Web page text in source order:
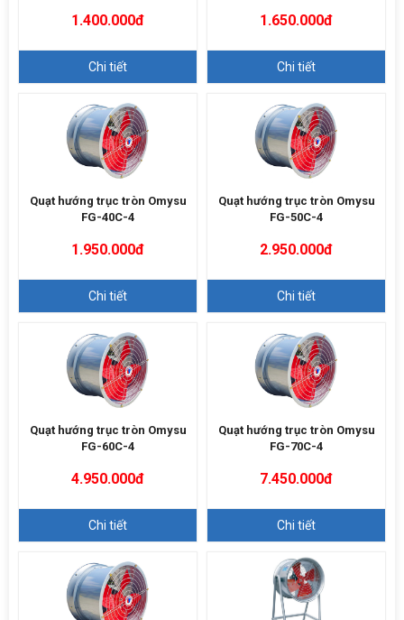
1.400.000đ
Chi tiết
1.650.000đ
Chi tiết
Quạt hướng trục tròn Omysu
FG-40C-4
1.950.000đ
Chi tiết
Quạt hướng trục tròn Omysu
FG-50C-4
2.950.000đ
Chi tiết
Quạt hướng trục tròn Omysu
FG-60C-4
4.950.000đ
Chi tiết
Quạt hướng trục tròn Omysu
FG-70C-4
7.450.000đ
Chi tiết